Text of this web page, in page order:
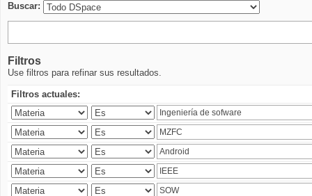
Buscar:
Filtros
Use filtros para refinar sus resultados.
Filtros actuales: